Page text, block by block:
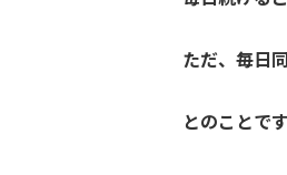
ただ、毎日
とのことです